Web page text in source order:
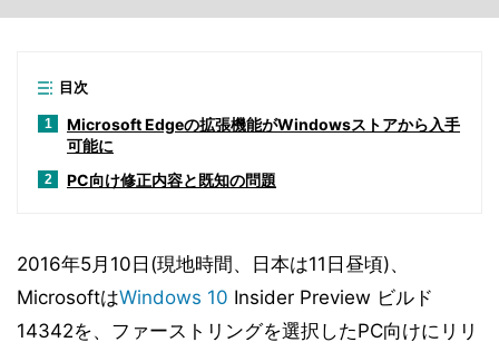
目次
1
Microsoft Edgeの拡張機能がWindowsストアから入手
可能に
2 PC向け修正内容と既知の問題
2016年5月10日(現地時間、日本は11日昼頃)、
MicrosoftはWindows 10 Insider Preview ビルド
14342を、ファーストリングを選択したPC向けにリリ